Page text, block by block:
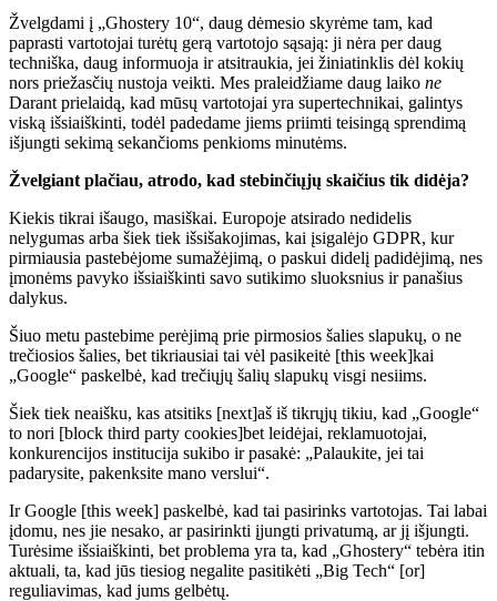
Žvelgdami į „Ghostery 10“, daug dėmesio skyrėme tam, kad
paprasti vartotojai turėtų gerą vartotojo sąsają: ji nėra per daug
techniška, daug informuoja ir atsitraukia, jei žiniatinklis dėl kokių
nors priežasčių nustoja veikti. Mes praleidžiame daug laiko ne
Darant prielaidą, kad mūsų vartotojai yra supertechnikai, galintys
viską išsiaiškinti, todėl padedame jiems priimti teisingą sprendimą
išjungti sekimą sekančioms penkioms minutėms.
Žvelgiant plačiau, atrodo, kad stebinčiųjų skaičius tik didėja?
Kiekis tikrai išaugo, masiškai. Europoje atsirado nedidelis
nelygumas arba šiek tiek išsišakojimas, kai įsigalėjo GDPR, kur
pirmiausia pastebėjome sumažėjimą, o paskui didelį padidėjimą, nes
įmonėms pavyko išsiaiškinti savo sutikimo sluoksnius ir panašius
dalykus.
Šiuo metu pastebime perėjimą prie pirmosios šalies slapukų, o ne
trečiosios šalies, bet tikriausiai tai vėl pasikeitė [this week]kai
„Google“ paskelbė, kad trečiųjų šalių slapukų visgi nesiims.
Šiek tiek neaišku, kas atsitiks [next]aš iš tikrųjų tikiu, kad „Google“
to nori [block third party cookies]bet leidėjai, reklamuotojai,
konkurencijos institucija sukibo ir pasakė: „Palaukite, jei tai
padarysite, pakenksite mano verslui“.
Ir Google [this week] paskelbė, kad tai pasirinks vartotojas. Tai labai
įdomu, nes jie nesako, ar pasirinkti įjungti privatumą, ar jį išjungti.
Turėsime išsiaiškinti, bet problema yra ta, kad „Ghostery“ tebėra itin
aktuali, ta, kad jūs tiesiog negalite pasitikėti „Big Tech“ [or]
reguliavimas, kad jums gelbėtų.